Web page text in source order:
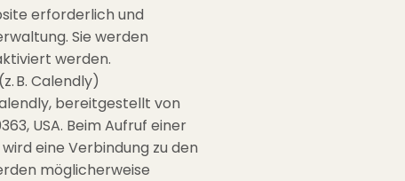
erforderlich und
Sie werden
werden.
B. Calendly)
bereitgestellt von
USA. Beim Aufruf einer
eine Verbindung zu den
möglicherweise